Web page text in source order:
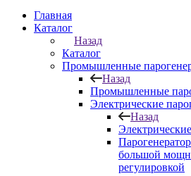
Главная
Каталог
Назад
Каталог
Промышленные
Назад
Промышленные
Электрические
Назад
большой
регулировкой